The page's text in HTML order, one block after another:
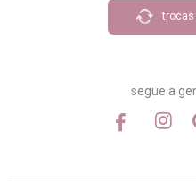
trocas
segue a